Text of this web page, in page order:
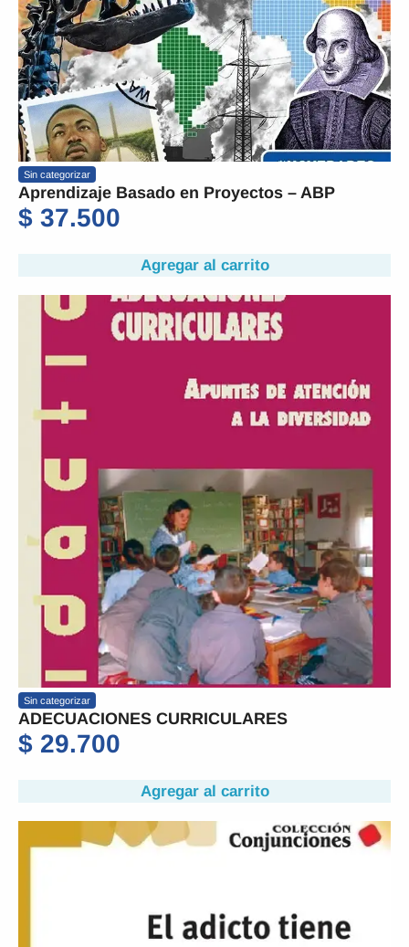
Sin categorizar
Aprendizaje Basado en Proyectos – ABP
$ 37.500
Agregar al carrito
Sin categorizar
ADECUACIONES CURRICULARES
$ 29.700
Agregar al carrito